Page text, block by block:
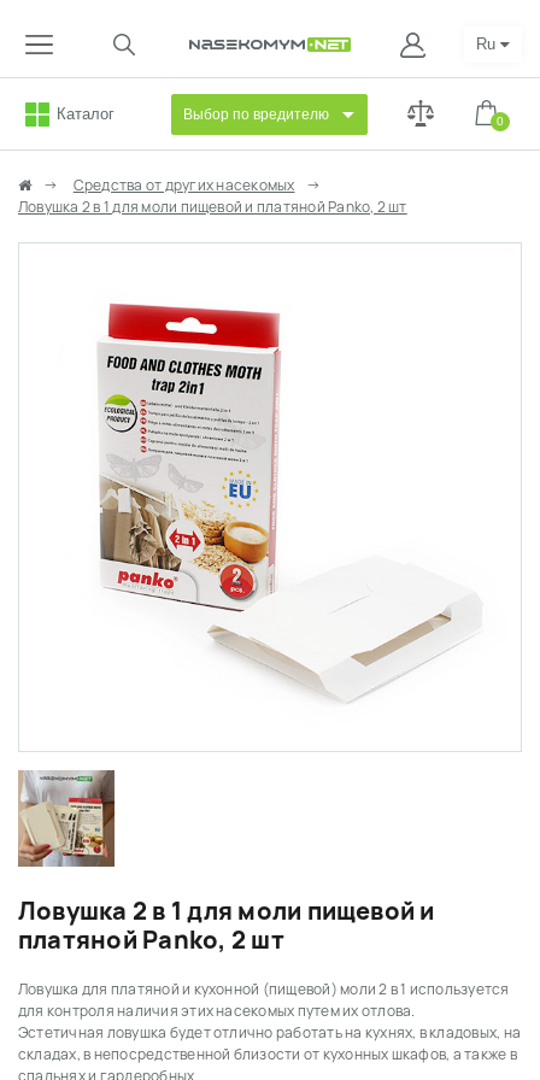
Каталог Выбор по вредителю 0
Ru
Средства от других насекомых
Ловушка 2 в 1 для моли пищевой и платяной Panko, 2 шт
Ловушка 2 в 1 для моли пищевой и
платяной Panko, 2 шт
Ловушка для платяной и кухонной (пищевой) моли2 в 1 используется
для контроля наличия этих насекомых путем их отлова.
Эстетичная ловушка будет отлично работать на кухнях, в кладовых, на
складах, в непосредственной близости от кухонных шкафов, а также в